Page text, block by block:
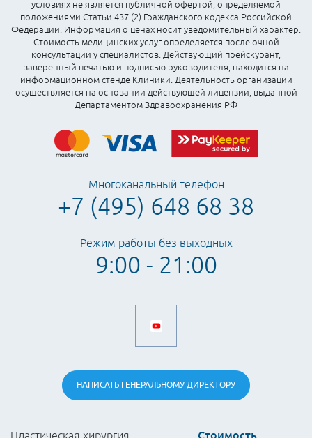
условиях не является публичной офертой, определяемой
положениями Статьи 437 (2) Гражданского кодекса Российской
Федерации. Информация о ценах носит уведомительный характер.
Стоимость медицинских услуг определяется после очной
консультации у специалистов. Действующий прейскурант,
заверенный печатью и подписью руководителя, находится на
информационном стенде Клиники. Деятельность организации
осуществляется на основании действующей лицензии, выданной
Департаментом Здравоохранения РФ
Многоканальный телефон
+7 (495) 648 68 38
Режим работы без выходных
9:00 - 21:00
НАПИСАТЬ ГЕНЕРАЛЬНОМУДИРЕКТОРУ